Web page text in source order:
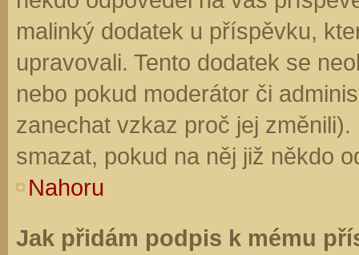
malinký dodatek u příspěvku,
upravovali. Tento dodatek se
nebo pokud moderátor či
zanechat vzkaz proč jej
smazat, pokud na něj již někdo
Nahoru
Jak přidám podpis k mému